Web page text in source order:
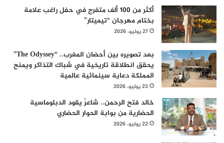
أكثر من 100 ألف متفرج في حفل راغب علامة
بختام مهرجان “تيميتار”
27 يوليو، 2026
بعد تصويره بين أحضان المغرب.. “The Odyssey”
يحقق انطلاقة تاريخية في شباك التذاكر ويمنح
المملكة دعاية سينمائية عالمية
23 يوليو، 2026
خالد فتح الرحمن.. شاعرٌ يقود الدبلوماسية
الحضارية من بوابة الحوار الحضاري
22 يوليو، 2026